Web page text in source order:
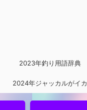
2023年釣り用語辞典
2024年ジャッカルがイカ
メタルに参入